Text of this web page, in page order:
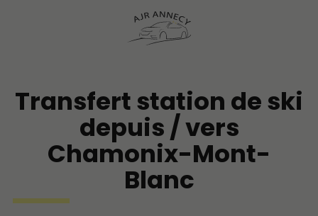
Transfert station de ski
depuis / vers
Chamonix-Mont-
Blanc